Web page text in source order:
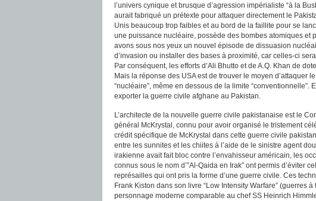
l’univers cynique et brusque d’agression impérialiste “à la
aurait fabriqué un prétexte pour attaquer directement le
Unis beaucoup trop faibles et au bord de la faillite pour se
une puissance nucléaire, possède des bombes atomiques et
avons sous nos yeux un nouvel épisode de dissuasion
d’invasion ou installer des bases à proximité, car celles-ci
Par conséquent, les efforts d’Ali Bhutto et de A.Q. Khan de
Mais la réponse des USA est de trouver le moyen d’attaquer
“nucléaire”, même en dessous de la limite “conventionnelle”.
exporter la guerre civile afghane au Pakistan.
L’architecte de la nouvelle guerre civile pakistanaise est le
général McKrystal, connu pour avoir organisé le tristement
crédit spécifique de McKrystal dans cette guerre civile
entre les sunnites et les chiites à l’aide de le sinistre agent
irakienne avait fait bloc contre l’envahisseur américain, les
connus sous le nom d’”Al-Qaida en Irak” ont permis d’éviter
représailles qui ont pris la forme d’une guerre civile. Ces
Frank Kiston dans son livre “Low Intensity Warfare” (guerres
personnage moderne comparable au chef SS Heinrich